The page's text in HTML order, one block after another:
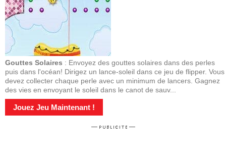
Gouttes Solaires : Envoyez des gouttes solaires dans des perles
puis dans l'océan! Dirigez un lance-soleil dans ce jeu de flipper. Vous
devez collecter chaque perle avec un minimum de lancers. Gagnez
des vies en envoyant le soleil dans le canot de sauv...
Jouez Jeu Maintenant !